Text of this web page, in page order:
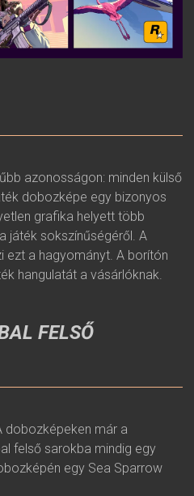
azonosságon: minden külső
dobozképe egy bizonyos
grafika helyett több
játék sokszínűségéről. A
ezt a hagyományt. A borítón
hangulatát a vásárlóknak.
FELSŐ
dobozképeken már a
felső sarokba mindig egy
egy Sea Sparrow